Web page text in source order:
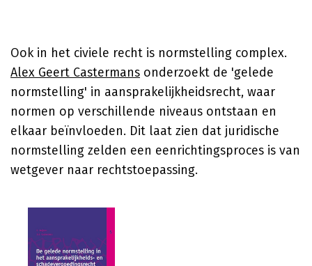
Ook in het civiele recht is normstelling complex.
Alex Geert Castermans onderzoekt de 'gelede
normstelling' in aansprakelijkheidsrecht, waar
normen op verschillende niveaus ontstaan en
elkaar beïnvloeden. Dit laat zien dat juridische
normstelling zelden een eenrichtingsproces is van
wetgever naar rechtstoepassing.